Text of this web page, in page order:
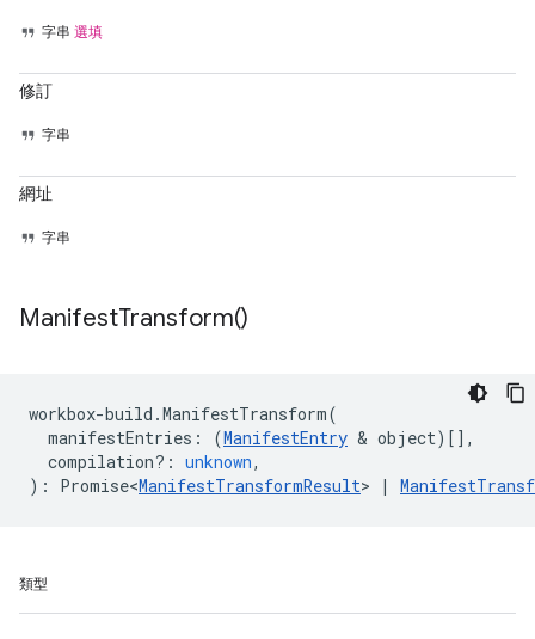
字串 選填
修訂
字串
網址
字串
ManifestTransform()
workbox-build .ManifestTransform(
manifestEntries : (ManifestEntry & object)[],
compilation? : unknown,
) : Promise<ManifestTransformResult> |
類型